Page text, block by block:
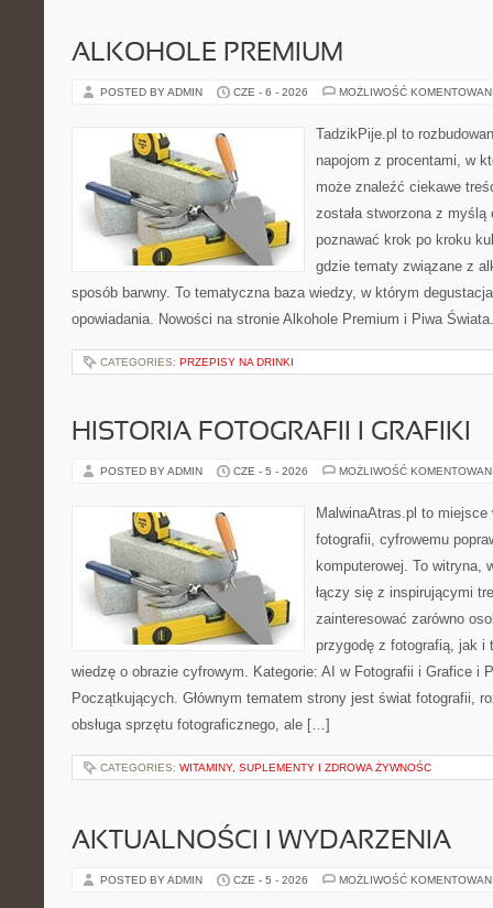
ALKOHOLE PREMIUM
POSTED BY ADMIN CZE - 6 - 2026 MOŻLIWOŚĆ
TadzikPije.pl to
napojom z procentami, w
może znaleźć ciekawe
została stworzona z
poznawać krok po kroku
gdzie tematy związane z
sposób barwny. To tematyczna baza wiedzy, w którym
opowiadania. Nowości na stronie Alkohole Premium i Piwa
CATEGORIES: PRZEPISY NA DRINKI
HISTORIA FOTOGRAFII I GRAFIKI
POSTED BY ADMIN CZE - 5 - 2026 MOŻLIWOŚĆ
MalwinaAtras.pl to
fotografii, cyfrowemu
komputerowej. To witryna,
łączy się z inspirującymi
zainteresować zarówno
przygodę z fotografią, jak
wiedzę o obrazie cyfrowym. Kategorie: AI w Fotografii i Grafice i
Początkujących. Głównym tematem strony jest świat fotografii,
obsługa sprzętu fotograficznego, ale […]
CATEGORIES: WITAMINY, SUPLEMENTY I ZDROWA ŻYWNOŚC
AKTUALNOŚCI I WYDARZENIA
POSTED BY ADMIN CZE - 5 - 2026 MOŻLIWOŚĆ